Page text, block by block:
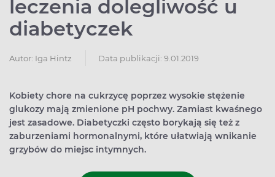
leczenia dolegliwość u
diabetyczek
Autor: Iga Hintz Data publikacji: 9.01.2019
Kobiety chore na cukrzycę poprzez wysokie stężenie
glukozy mają zmienione pH pochwy. Zamiast kwaśnego
jest zasadowe. Diabetyczki często borykają się też z
zaburzeniami hormonalnymi, które ułatwiają wnikanie
grzybów do miejsc intymnych.